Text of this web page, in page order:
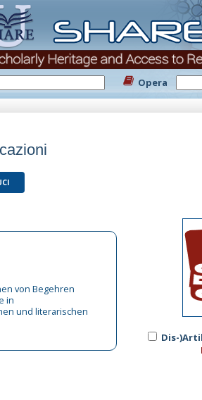
Opera
von Begehren
in
und literarischen
Dis-